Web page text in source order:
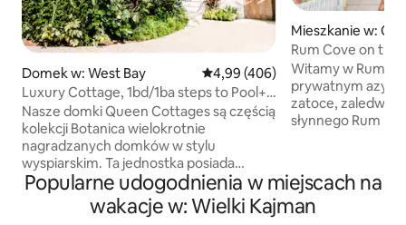
Domek w: West Bay Średnia ocena: 4,99 na 5, liczba
4,99 (406)
Luxury Cottage, 1bd/1ba steps to Pool+7
Mile Beach
Nasze domki Queen Cottages są częścią
kolekcji Botanica wielokrotnie
nagradzanych domków w stylu
wyspiarskim. Ta jednostka posiada
prywatną jadalnię na świeżym powietrzu
i prysznic w ogrodzie. W Botanica
skupiamy się na swobodnym luksusie,
Mieszkanie w:
Rum Cove on the
with Ocean View
Witamy w Rum
prywatnym azylu
zatoce, zaledwie
słynnego Rum Point. Ten
wspaniałe
świata.
relaksujesz się na
Popularne udogodnienia w miejscach na
wakacje w: Wielki Kajman